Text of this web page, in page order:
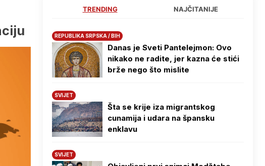
TRENDING NAJČITANIJE
REPUBLIKA SRPSKA / BIH
Danas je Sveti Pantelejmon: Ovo
nikako ne radite, jer kazna će stići
brže nego što mislite
SVIJET
Šta se krije iza migrantskog
cunamija i udara na špansku
enklavu
SVIJET